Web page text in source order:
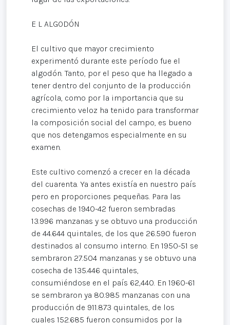
E L ALGODÓN
El cultivo que mayor crecimiento
experimentó durante este período fue el
algodón. Tanto, por el peso que ha llegado a
tener dentro del conjunto de la producción
agrícola, como por la importancia que su
crecimiento veloz ha tenido para transformar
la composición social del campo, es bueno
que nos detengamos especialmente en su
examen.
Este cultivo comenzó a crecer en la década
del cuarenta. Ya antes existía en nuestro país
pero en proporciones pequeñas. Para las
cosechas de 1940-42 fueron sembradas
13.996 manzanas y se obtuvo una producción
de 44.644 quintales, de los que 26.590 fueron
destinados al consumo interno. En 1950-51 se
sembraron 27.504 manzanas y se obtuvo una
cosecha de 135.446 quintales,
consumiéndose en el país 62,440. En 1960-61
se sembraron ya 80.985 manzanas con una
producción de 911.873 quintales, de los
cuales 152.685 fueron consumidos por la